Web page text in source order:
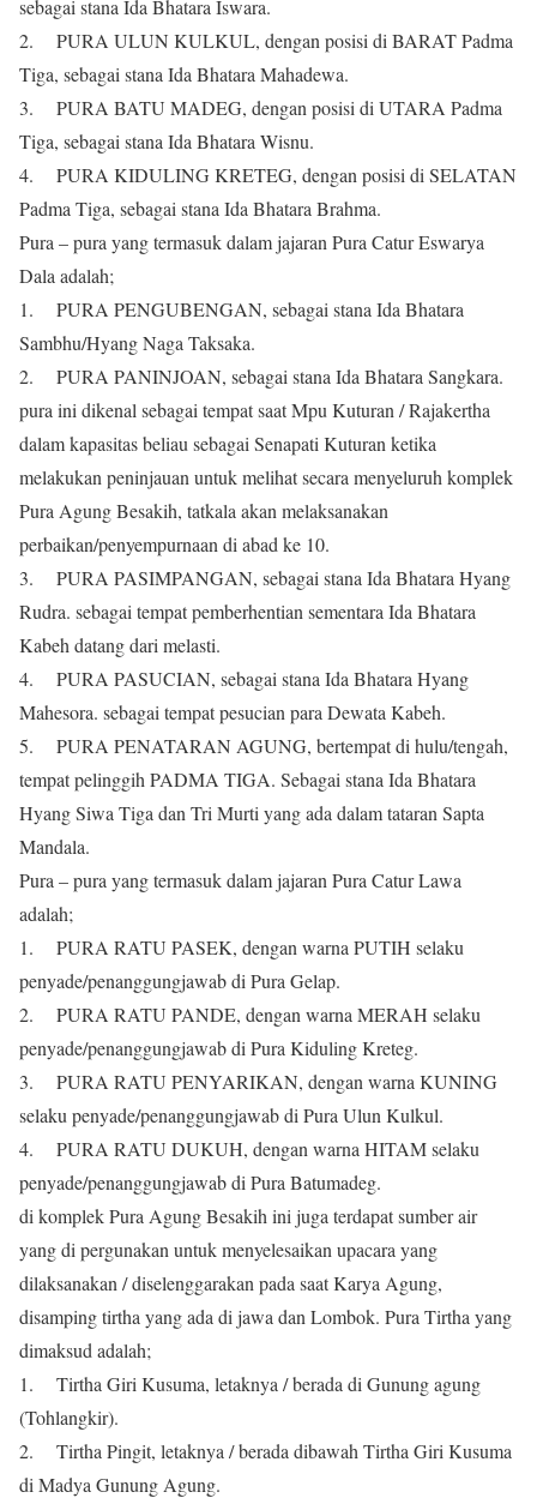
sebagai stana Ida Bhatara Iswara.
2. PURA ULUN KULKUL, dengan posisi di BARAT Padma
Tiga, sebagai stana Ida Bhatara Mahadewa.
3. PURA BATU MADEG, dengan posisi di UTARA Padma
Tiga, sebagai stana Ida Bhatara Wisnu.
4. PURA KIDULING KRETEG, dengan posisi di SELATAN
Padma Tiga, sebagai stana Ida Bhatara Brahma.
Pura – pura yang termasuk dalam jajaran Pura Catur Eswarya
Dala adalah;
1. PURA PENGUBENGAN, sebagai stana Ida Bhatara
Sambhu/Hyang Naga Taksaka.
2. PURA PANINJOAN, sebagai stana Ida Bhatara Sangkara.
pura ini dikenal sebagai tempat saat Mpu Kuturan / Rajakertha
dalam kapasitas beliau sebagai Senapati Kuturan ketika
melakukan peninjauan untuk melihat secara menyeluruh komplek
Pura Agung Besakih, tatkala akan melaksanakan
perbaikan/penyempurnaan di abad ke 10.
3. PURA PASIMPANGAN, sebagai stana Ida Bhatara Hyang
Rudra. sebagai tempat pemberhentian sementara Ida Bhatara
Kabeh datang dari melasti.
4. PURA PASUCIAN, sebagai stana Ida Bhatara Hyang
Mahesora. sebagai tempat pesucian para Dewata Kabeh.
5. PURA PENATARAN AGUNG, bertempat di hulu/tengah,
tempat pelinggih PADMA TIGA. Sebagai stana Ida Bhatara
Hyang Siwa Tiga dan Tri Murti yang ada dalam tataran Sapta
Mandala.
Pura – pura yang termasuk dalam jajaran Pura Catur Lawa
adalah;
1. PURA RATU PASEK, dengan warna PUTIH selaku
penyade/penanggungjawab di Pura Gelap.
2. PURA RATU PANDE, dengan warna MERAH selaku
penyade/penanggungjawab di Pura Kiduling Kreteg.
3. PURA RATU PENYARIKAN, dengan warna KUNING
selaku penyade/penanggungjawab di Pura Ulun Kulkul.
4. PURA RATU DUKUH, dengan warna HITAM selaku
penyade/penanggungjawab di Pura Batumadeg.
di komplek Pura Agung Besakih ini juga terdapat sumber air
yang di pergunakan untuk menyelesaikan upacara yang
dilaksanakan / diselenggarakan pada saat Karya Agung,
disamping tirtha yang ada di jawa dan Lombok. Pura Tirtha yang
dimaksud adalah;
1. Tirtha Giri Kusuma, letaknya / berada di Gunung agung
(Tohlangkir).
2. Tirtha Pingit, letaknya / berada dibawah Tirtha Giri Kusuma
di Madya Gunung Agung.